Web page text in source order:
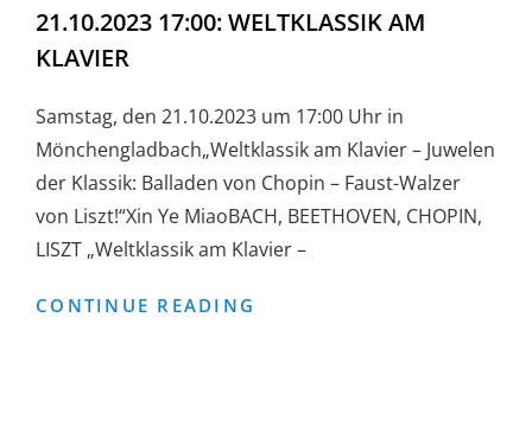
21.10.2023 17:00: WELTKLASSIK AM
KLAVIER
Samstag, den 21.10.2023 um 17:00 Uhr in
Mönchengladbach„Weltklassik am Klavier – Juwelen
der Klassik: Balladen von Chopin – Faust-Walzer
von Liszt!“Xin Ye MiaoBACH, BEETHOVEN, CHOPIN,
LISZT „Weltklassik am Klavier –
CONTINUE READING